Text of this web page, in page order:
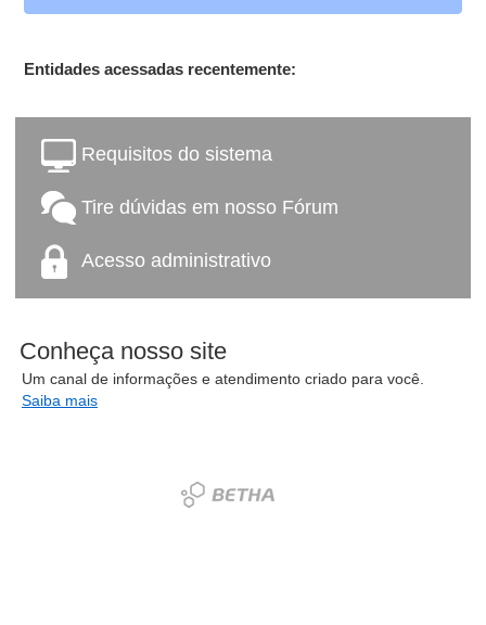
Entidades acessadas recentemente:
Requisitos do sistema
Tire dúvidas em nosso Fórum
Acesso administrativo
Conheça nosso site
Um canal de informações e atendimento criado para você.
Saiba mais